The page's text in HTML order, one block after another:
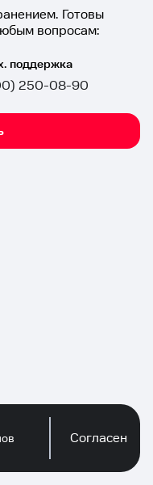
Готовы
вопросам:
поддержка
250-08-90
Согласен